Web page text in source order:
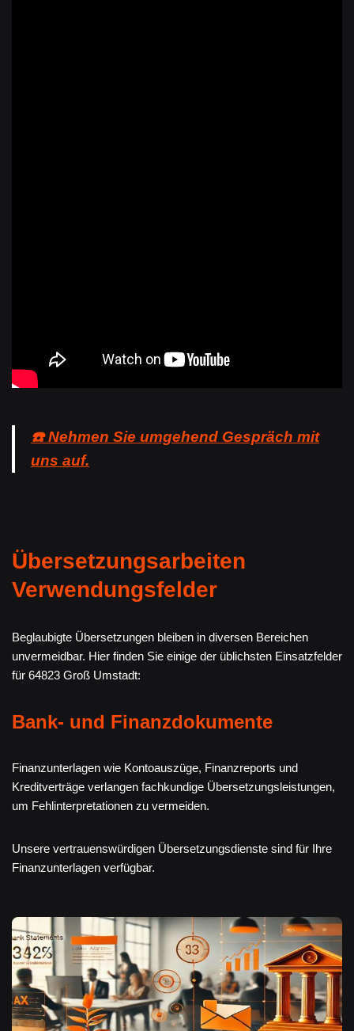
☎️ Nehmen Sie umgehend Gespräch mit
uns auf.
Übersetzungsarbeiten
Verwendungsfelder
Beglaubigte Übersetzungen bleiben in diversen Bereichen
unvermeidbar. Hier finden Sie einige der üblichsten Einsatzfelder
für 64823 Groß Umstadt:
Bank- und Finanzdokumente
Finanzunterlagen wie Kontoauszüge, Finanzreports und
Kreditverträge verlangen fachkundige Übersetzungsleistungen,
um Fehlinterpretationen zu vermeiden.
Unsere vertrauenswürdigen Übersetzungsdienste sind für Ihre
Finanzunterlagen verfügbar.